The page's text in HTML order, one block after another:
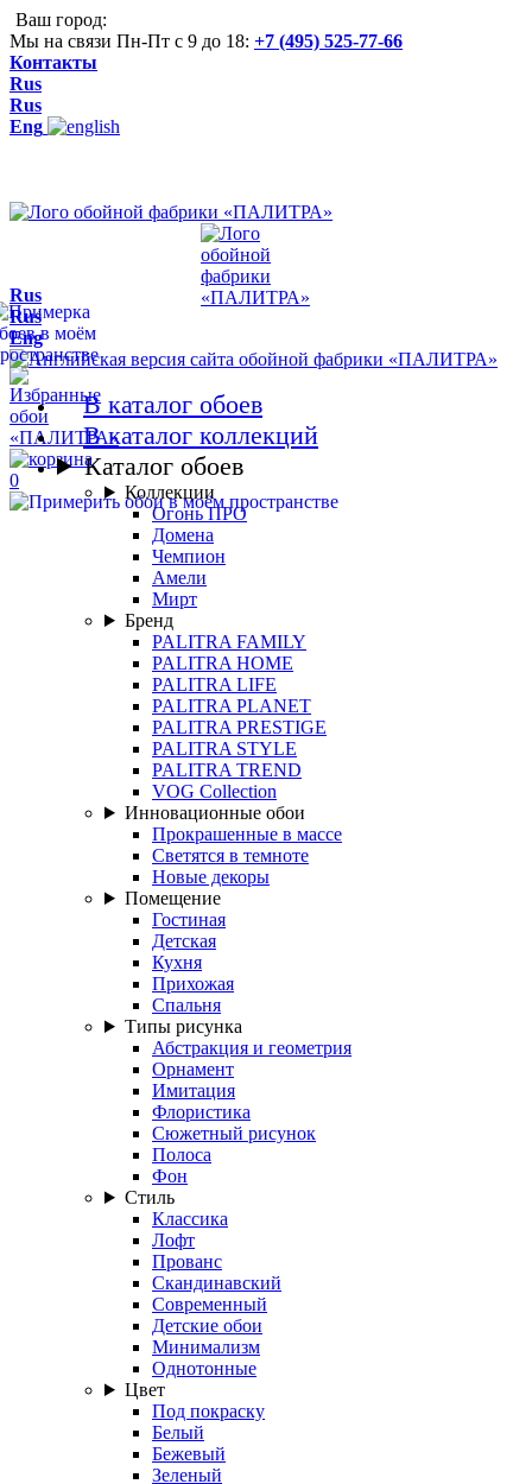
Ваш город:
Мы на связи Пн-Пт с 9 до 18: +7 (495) 525-77-66
Контакты
Rus
Rus
Eng
0
Rus
Rus
Eng
В каталог обоев
В каталог коллекций
Каталог обоев
Коллекции
Огонь ПРО
Домена
Чемпион
Амели
Мирт
Бренд
PALITRA FAMILY
PALITRA HOME
PALITRA LIFE
PALITRA PLANET
PALITRA PRESTIGE
PALITRA STYLE
PALITRA TREND
VOG Collection
Инновационные обои
Прокрашенные в массе
Светятся в темноте
Новые декоры
Помещение
Гостиная
Детская
Кухня
Прихожая
Спальня
Типы рисунка
Абстракция и геометрия
Орнамент
Имитация
Флористика
Сюжетный рисунок
Полоса
Фон
Стиль
Классика
Лофт
Прованс
Скандинавский
Современный
Детские обои
Минимализм
Однотонные
Цвет
Под покраску
Белый
Бежевый
Зеленый